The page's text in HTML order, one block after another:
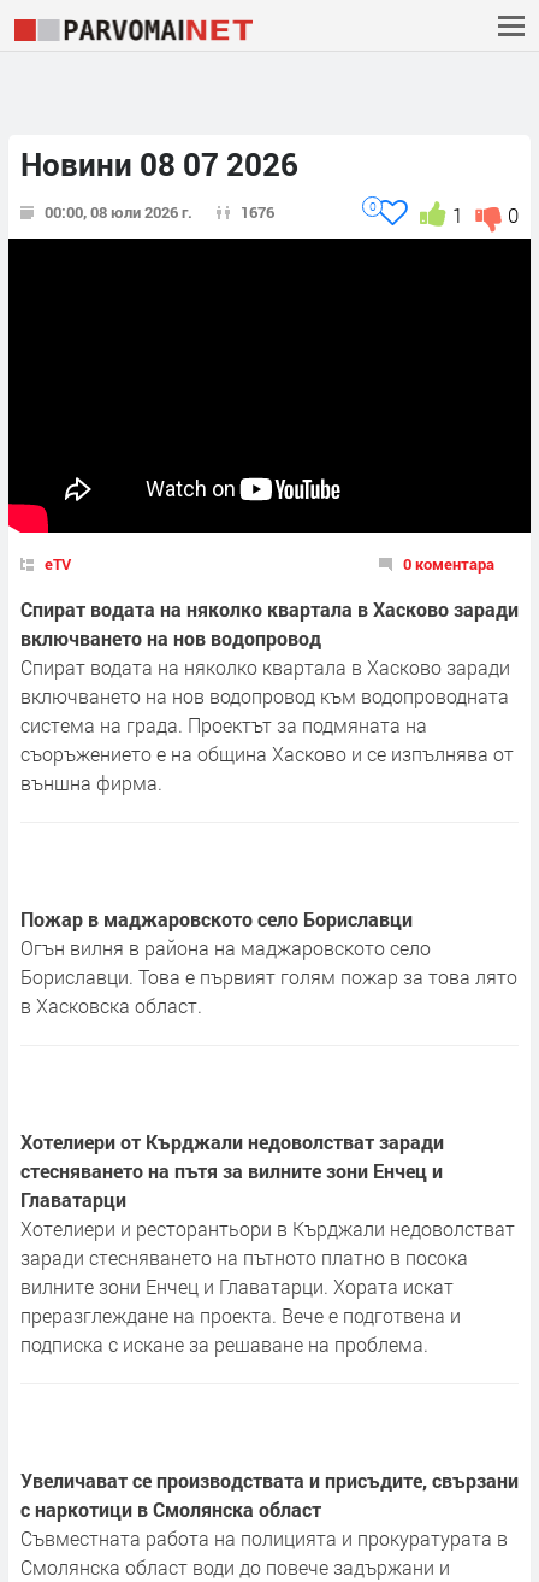
Новини 08 07 2026
00:00, 08 юли 2026 г. 1676 0
1
0
eTV 0 коментара
Спират водата на няколко квартала в Хасково заради
включването на нов водопровод
Спират водата на няколко квартала в Хасково заради
включването на нов водопровод към водопроводната
система на града. Проектът за подмяната на
съоръжението е на община Хасково и се изпълнява от
външна фирма.
Пожар в маджаровското село Бориславци
Огън вилня в района на маджаровското село
Бориславци. Това е първият голям пожар за това лято
в Хасковска област.
Хотелиери от Кърджали недоволстват заради
стесняването на пътя за вилните зони Енчец и
Главатарци
Хотелиери и ресторантьори в Кърджали недоволстват
заради стесняването на пътното платно в посока
вилните зони Енчец и Главатарци. Хората искат
преразглеждане на проекта. Вече е подготвена и
подписка с искане за решаване на проблема.
Увеличават се производствата и присъдите, свързани
с наркотици в Смолянска област
Съвместната работа на полицията и прокуратурата в
Смолянска област води до повече задържани и